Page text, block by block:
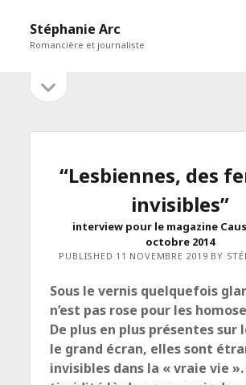
Stéphanie Arc
Romancière et journaliste
Sidebar
sidebar
“Lesbiennes, des
invisibles”
interview pour le magazine
octobre 2014
PUBLISHED 11 NOVEMBRE 2019 BY
Sous le vernis quelquefois
n’est pas rose pour les
De plus en plus présentes
le grand écran, elles sont
invisibles dans la « vraie vie ».